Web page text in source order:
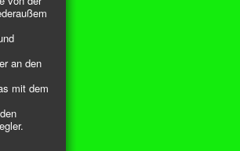
an den
mit dem